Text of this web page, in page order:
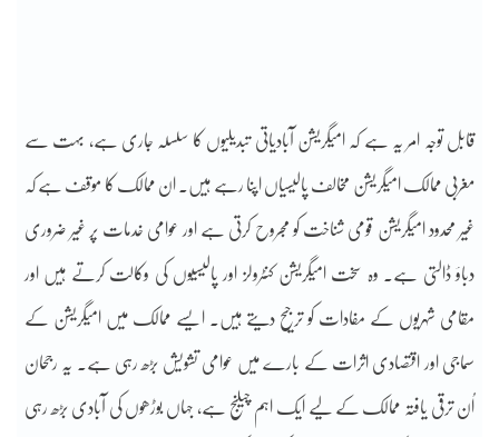
قابل توجہ امر یہ ہے کہ امیگریشن آبادیاتی تبدیلیوں کا سلسلہ جاری ہے، بہت سے
مغربی ممالک امیگریشن مخالف پالیسیاں اپنا رہے ہیں۔ ان ممالک کا موقف ہے کہ
غیر محدود امیگریشن قومی شناخت کو مجروح کرتی ہے اور عوامی خدمات پر غیر ضروری
دباؤ ڈالتی ہے۔ وہ سخت امیگریشن کنٹرولز اور پالیسیوں کی وکالت کرتے ہیں اور
مقامی شہریوں کے مفادات کو ترجیح دیتے ہیں۔ ایسے ممالک میں امیگریشن کے
سماجی اور اقتصادی اثرات کے بارے میں عوامی تشویش بڑھ رہی ہے۔ یہ رجحان
اُن ترقی یافتہ ممالک کے لیے ایک اہم چیلنج ہے، جہاں بوڑھوں کی آبادی بڑھ رہی